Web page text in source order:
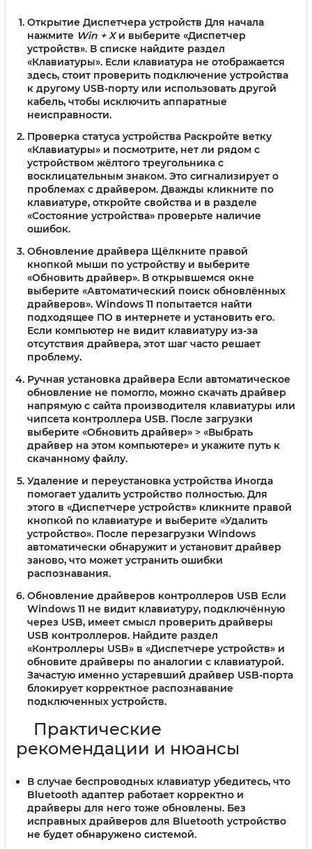
Открытие Диспетчера устройств Для начала
нажмите Win + Xи выберите «Диспетчер
устройств». В списке найдите раздел
«Клавиатуры». Если клавиатура не отображается
здесь, стоит проверить подключение устройства
к другому USB-порту или использовать другой
кабель, чтобы исключить аппаратные
неисправности.
Проверка статуса устройства Раскройте ветку
«Клавиатуры» и посмотрите, нет ли рядом с
устройством жёлтого треугольника с
восклицательным знаком. Это сигнализирует о
проблемах с драйвером. Дважды кликните по
клавиатуре, откройте свойства и в разделе
«Состояние устройства» проверьте наличие
ошибок.
Обновление драйвера Щёлкните правой
кнопкой мыши по устройству и выберите
«Обновить драйвер». В открывшемся окне
выберите «Автоматический поиск обновлённых
драйверов». Windows 11 попытается найти
подходящее ПО в интернете и установить его.
Если компьютер не видит клавиатуру из-за
отсутствия драйвера, этот шаг часто решает
проблему.
Ручная установка драйвера Если автоматическое
обновление не помогло, можно скачать драйвер
напрямую с сайта производителя клавиатуры или
чипсета контроллера USB. После загрузки
выберите «Обновить драйвер» > «Выбрать
драйвер на этом компьютере» и укажите путь к
скачанному файлу.
Удаление и переустановка устройства Иногда
помогает удалить устройство полностью. Для
этого в «Диспетчере устройств» кликните правой
кнопкой по клавиатуре и выберите «Удалить
устройство». После перезагрузки Windows
автоматически обнаружит и установит драйвер
заново, что может устранить ошибки
распознавания.
Обновление драйверов контроллеров USB Если
Windows 11 не видит клавиатуру, подключённую
через USB, имеет смысл проверить драйверы
USB контроллеров. Найдите раздел
«Контроллеры USB» в «Диспетчере устройств» и
обновите драйверы по аналогии с клавиатурой.
Зачастую именно устаревший драйвер USB-порта
блокирует корректное распознавание
подключенных устройств.
Практические
рекомендации и нюансы
В случае беспроводных клавиатур убедитесь, что
Bluetooth адаптер работает корректно и
драйверы для него тоже обновлены. Без
исправных драйверов для Bluetooth устройство
не будет обнаружено системой.